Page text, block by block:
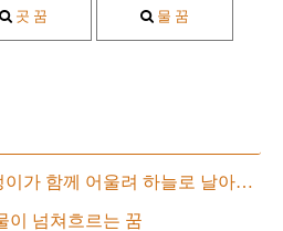
곳 꿈 물 꿈
함께 어울려 하늘로 날아오르는 꿈
이 넘쳐흐르는 꿈